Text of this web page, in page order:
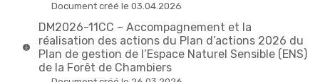
Document créé le 03.04.2026
DM2026-11CC – Accompagnement et la
réalisation des actions du Plan d’actions 2026 du
Plan de gestion de l’Espace Naturel Sensible (ENS)
de la Forêt de Chambiers